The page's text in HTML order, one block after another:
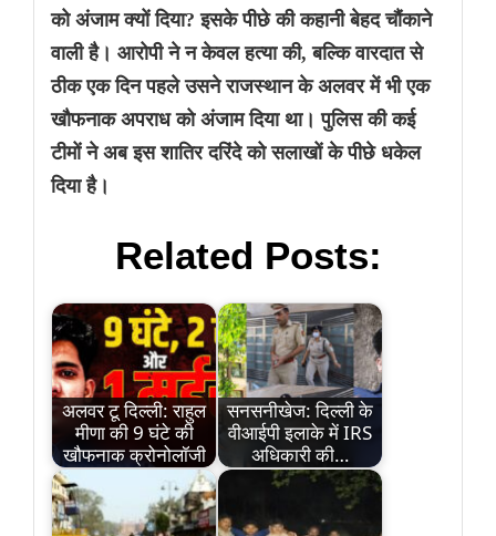
को अंजाम क्यों दिया? इसके पीछे की कहानी बेहद चौंकाने
वाली है। आरोपी ने न केवल हत्या की, बल्कि वारदात से
ठीक एक दिन पहले उसने राजस्थान के अलवर में भी एक
खौफनाक अपराध को अंजाम दिया था। पुलिस की कई
टीमों ने अब इस शातिर दरिंदे को सलाखों के पीछे धकेल
दिया है।
Related Posts:
अलवर टू दिल्ली: राहुल
मीणा की 9 घंटे की
खौफनाक क्रोनोलॉजी
सनसनीखेज: दिल्ली के
वीआईपी इलाके में IRS
अधिकारी की…